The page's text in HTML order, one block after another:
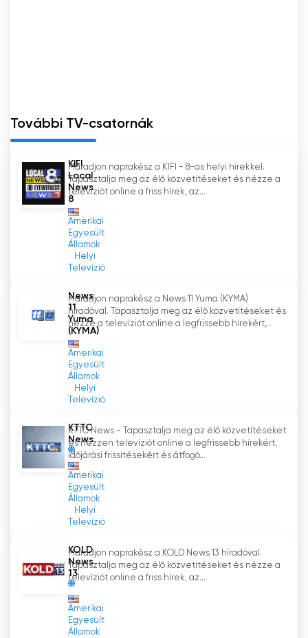
További TV-csatornák
KIFI
Local
News
8
Amerikai
Egyesült
Államok
Helyi
Televízió
Maradjon naprakész a KIFI - 8-as helyi hírekkel.
Tapasztalja meg az élő közvetítéseket és nézze a
televíziót online a friss hírek, az...
News
11
Yuma
(KYMA)
Amerikai
Egyesült
Államok
Helyi
Televízió
Maradjon naprakész a News 11 Yuma (KYMA)
híradóval. Tapasztalja meg az élő közvetítéseket és
nézze a televíziót online a legfrissebb hírekért,...
KTTC
News
Amerikai
Egyesült
Államok
Helyi
Televízió
KTTC News - Tapasztalja meg az élő közvetítéseket
és nézzen televíziót online a legfrissebb hírekért,
időjárási frissítésekért és átfogó...
KOLD
News
13
Amerikai
Egyesült
Államok
Maradjon naprakész a KOLD News 13 híradóval.
Tapasztalja meg az élő közvetítéseket és nézze a
televíziót online a friss hírek, az...